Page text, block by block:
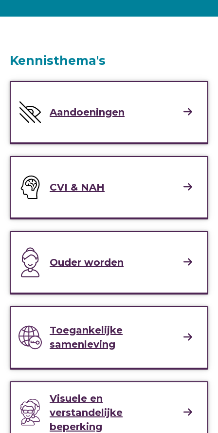
Kennisthema's
Aandoeningen
CVI & NAH
Ouder worden
Toegankelijke
samenleving
Visuele en
verstandelijke
beperking